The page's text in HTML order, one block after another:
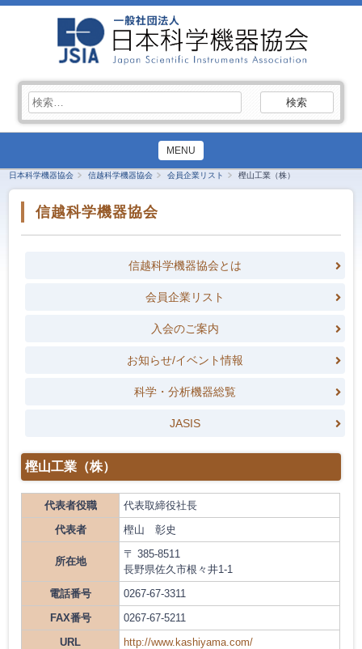
索:
MENU
日本科学機器協会 信越科学機器協会 会員企業リスト 樫山工業（株）
信越科学機器協会
信越科学機器協会とは
会員企業リスト
入会のご案内
お知らせ/イベント情報
科学・分析機器総覧
JASIS
樫山工業（株）
代表者役職
代表取締役社長
代表者
樫山 彰史
所在地
〒 385-8511
長野県佐久市根々井1-1
電話番号
0267-67-3311
FAX番号
0267-67-5211
URL
http://www.kashiyama.com/